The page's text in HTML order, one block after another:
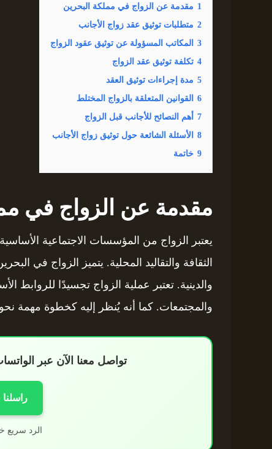
1 مقدمة عن الزواج في مملكة البحرين
2 متطلبات توثيق عقد زواج الأجانب
3 المكاتب المسؤولة عن توثيق عقود الزواج
4 تكلفة توثيق عقد الزواج
5 مدة إجراءات توثيق العقد
6 القوانين المتعلقة بالزواج المختلط
7 أهم النصائح للأجانب قبل الزواج
8 الأسئلة الشائعة حول توثيق زواج الأجانب
9 خاتمة
مقدمة عن الزواج في
يعتبر الزواج من المؤسسات الاجتماعية
الثقافة والتقاليد المحلية. يتميز الزواج في
والدينية. تعتبر عملية الزواج تجسيدًا للروابط
والمجتمعات. كما أنه يُنظر إليه كخطوة مهمة
تواصل معنا الآن عبر
الرد سريع